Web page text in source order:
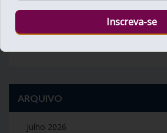
30
31
ARQUIVO
Julho 2026